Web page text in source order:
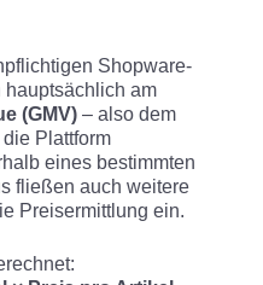
Shopware-
hauptsächlich am
(GMV) – also dem
Plattform
eines bestimmten
fließen auch weitere
Preisermittlung ein.